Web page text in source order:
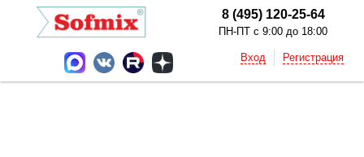
8 (495) 120-25-64
ПН-ПТ с 9:00 до 18:00
Вход Регистрация